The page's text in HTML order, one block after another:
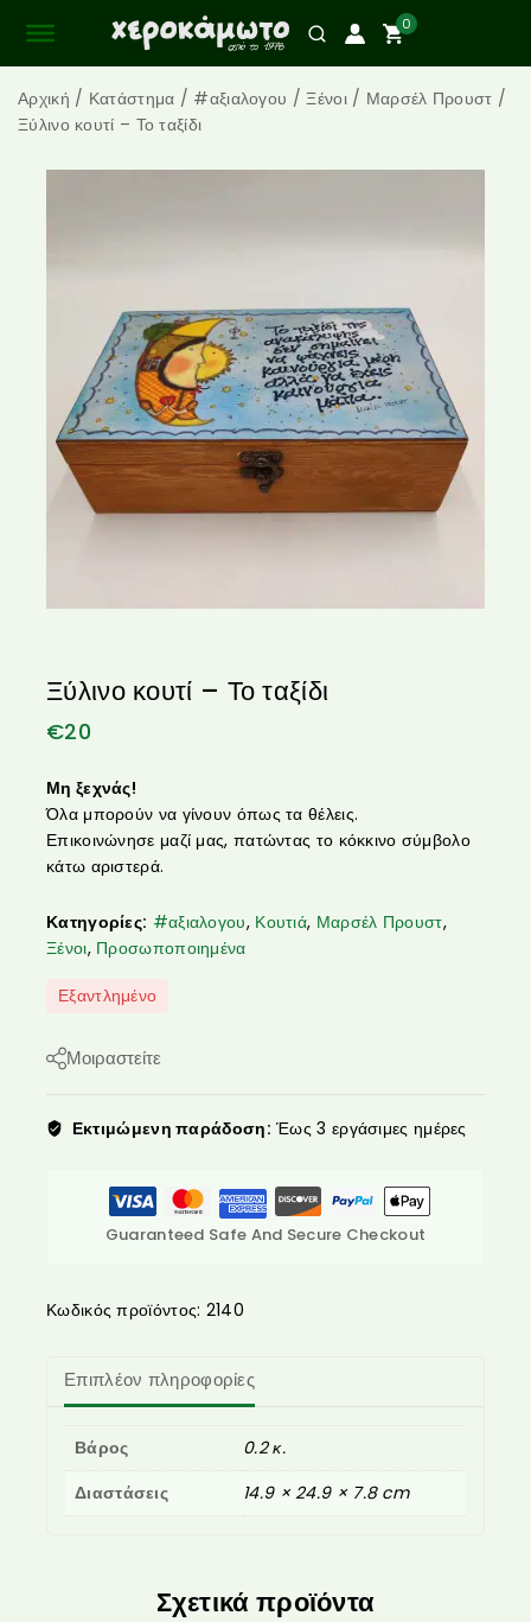
0
Αρχική / Κατάστημα / #αξιαλογου / Ξένοι / Μαρσέλ Προυστ /
Ξύλινο κουτί – Το ταξίδι
Ξύλινο κουτί – Το ταξίδι
€20
Μη ξεχνάς!
Όλα μπορούν να γίνουν όπως τα θέλεις.
Επικοινώνησε μαζί μας, πατώντας το κόκκινο σύμβολο
κάτω αριστερά.
Κατηγορίες: #αξιαλογου, Κουτιά, Μαρσέλ Προυστ,
Ξένοι, Προσωποποιημένα
Εξαντλημένο
Μοιραστείτε
Εκτιμώμενη παράδοση: Έως 3 εργάσιμες ημέρες
Guaranteed Safe And Secure Checkout
Κωδικός προϊόντος: 2140
Επιπλέον πληροφορίες
Βάρος
0.2 κ.
Διαστάσεις
14.9 × 24.9 × 7.8 cm
Σχετικά προϊόντα